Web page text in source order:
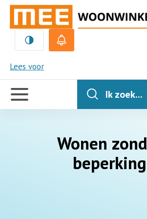
Lees voor
MEE
Handige
links
Ik zoek...
Wonen
beperking